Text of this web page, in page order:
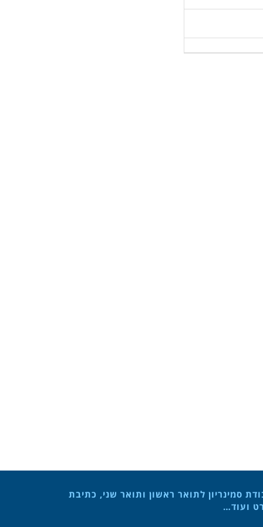
סמינריון לתואר ראשון ותואר שני, כתיבת
ועוד…